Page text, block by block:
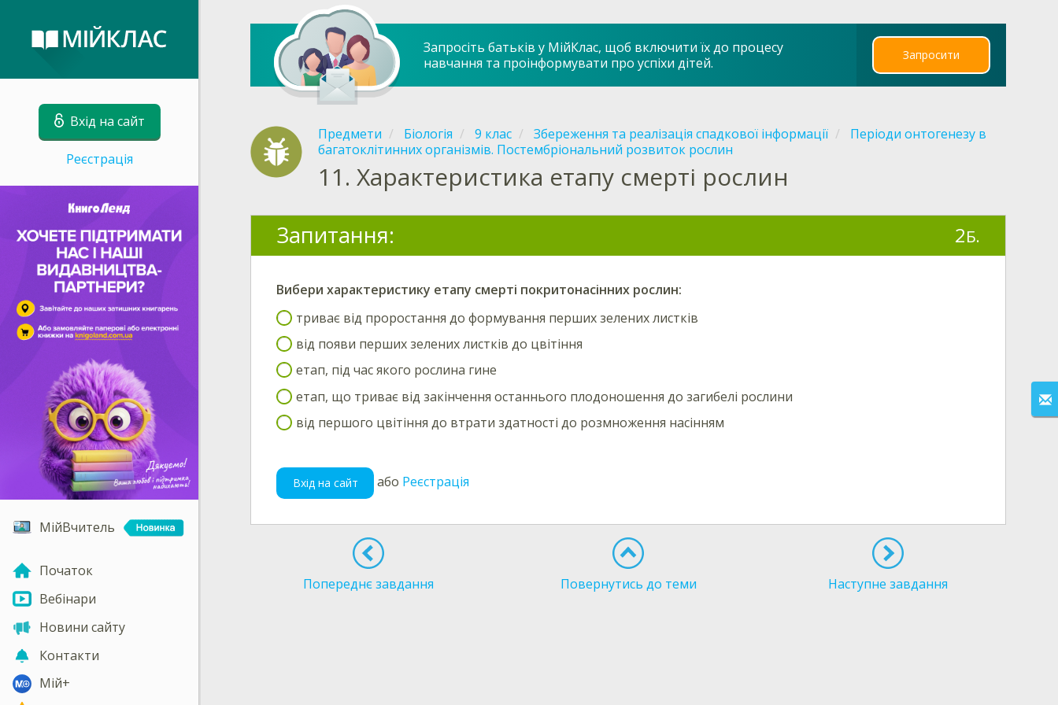
Вхід на сайт
Реєстрація
МійВчитель
Початок
Вебінари
Новини сайту
Контакти
Мій+
Запросіть батьків у МійКлас, щоб включити їх до процесу
навчання та проінформувати про успіхи дітей.
Запросити
Предмети Біологія 9 клас Збереження та реалізація спадкової інформації
Періоди онтогенезу в
багатоклітинних організмів. Постембріональний розвиток рослин
11. Характеристика етапу смерті рослин
Запитання: 2Б.
Вибери характеристику етапу смерті покритонасінних рослин:
триває від проростання до формування перших зелених листків
від появи перших зелених листків до цвітіння
етап, під час якого рослина гине
етап, що триває від закінчення останнього плодоношення до загибелі рослини
від першого цвітіння до втрати здатності до розмноження насінням
Вхід на сайт або Реєстрація
Попереднє завдання Повернутись до теми Наступне завдання